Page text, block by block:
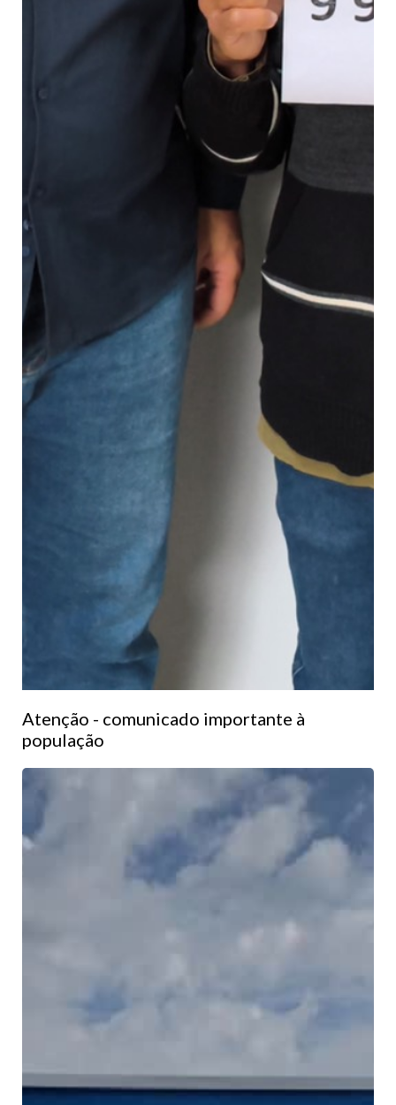
Atenção - comunicado importante à
população